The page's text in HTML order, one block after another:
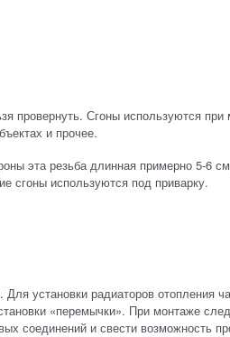
провернуть. Сгоны используются при
и прочее.
эта резьба длинная примерно 5-6
сгоны используются под приварку.
установки радиаторов отопления
«перемычки». При монтаже
соединений и свести возможность